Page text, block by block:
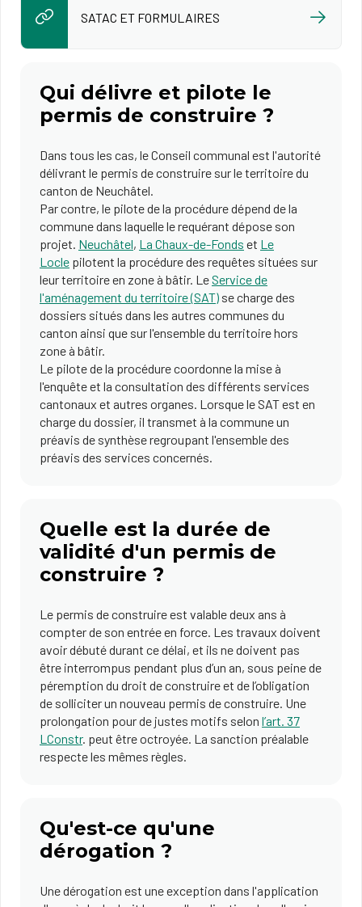
SATAC ET FORMULAIRES
Qui délivre et pilote le
permis de construire ?
Dans tous les cas, le Conseil communal est l'autorité
délivrant le permis de construire sur le territoire du
canton de Neuchâtel.
Par contre, le pilote de la procédure dépend de la
commune dans laquelle le requérant dépose son
projet. Neuc​hâtel, La Chaux-de-Fonds et Le
Locle pilotent la procédure des requêtes situées sur
leur territoire en zone à bâtir. LeService de
l'aménagement du territoire (SAT) se charge des
dossiers situés dans les autres communes du
canton ainsi que sur l'ensemble du territoire hors
zone à bâtir.
Le pilote de la procédure coordonne la mise à
l'enquête et la consultation des différents services
cantonaux et autres organes. Lorsque le SAT est en
charge du dossier, il transmet à la commune un
préavis de synthèse regroupant l'ensemble des
préavis des services concernés.
Quelle est la durée de
validité d'un permis de
construire ?
Le permis de construire est valable deux ans à
compter de son entrée en force. Les travaux doivent
avoir débuté durant ce délai, et ils ne doivent pas
être interrompus pendant plus d’un an, sous peine de
péremption du droit de construire et de l’obligation
de solliciter un nouveau permis de construire. Une
prolongation pour de justes motifs selon l’art. 37
LConstr. peut être octroyée. La sanction préalable
respecte les mêmes règles.
Qu'est-ce qu'une
dérogation ?
Une dérogation est une exception dans l'application